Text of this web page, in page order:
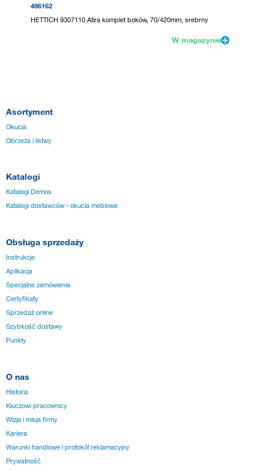
486162
HETTICH 9307110 Atira komplet boków, 70/420mm, srebrny
W magazynie
Asortyment
Okucia
Obrzeża i listwy
Katalogi
Katalogi Demos
Katalogi dostawców - okucia meblowe
Obsługa sprzedaży
Instrukcje
Aplikacja
Specjalne zamówienia
Certyfikaty
Sprzedaż online
Szybkość dostawy
Punkty
O nas
Historia
Kluczowi pracownicy
Wizja i misja firmy
Kariera
Warunki handlowe i protokół reklamacyjny
Prywatność